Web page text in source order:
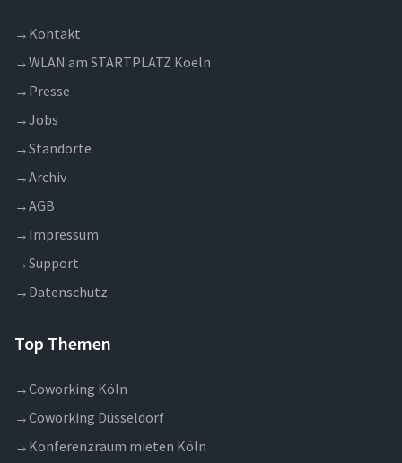
→ Kontakt
→WLAN am STARTPLATZ Koeln
→ Presse
→Jobs
→Standorte
→Archiv
→AGB
→ Impressum
→Support
→ Datenschutz
Top Themen
→Coworking Köln
→Coworking Düsseldorf
→ Konferenzraum mieten Köln